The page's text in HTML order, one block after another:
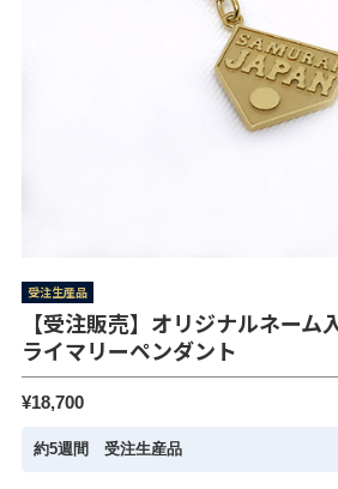
受注生産品
【受注販売】オリジナルネーム
ライマリーペンダント
¥18,700
約5週間 受注生産品